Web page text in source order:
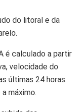
do litoral e da
é calculado a partir
velocidade do
últimas 24 horas.
máximo.